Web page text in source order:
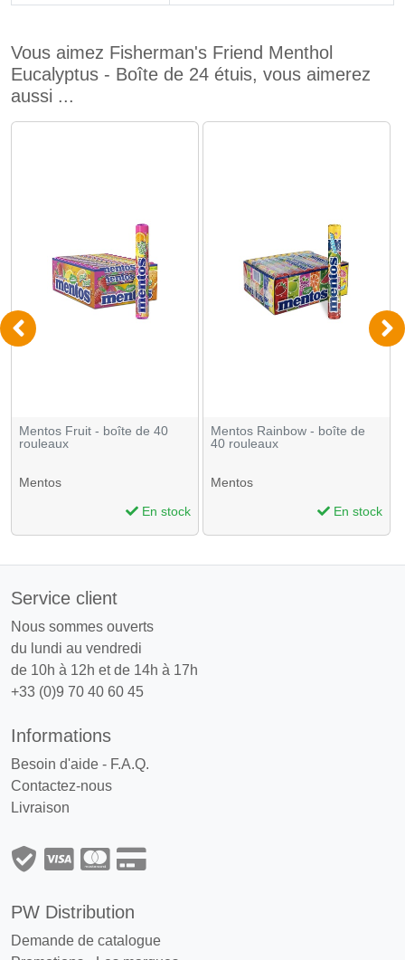
Vous aimez Fisherman's Friend Menthol
Eucalyptus - Boîte de 24 étuis, vous aimerez
aussi ...
Mentos Fruit - boîte de 40
rouleaux
Mentos
En stock
Mentos Rainbow - boîte de
40 rouleaux
Mentos
En stock
Service client
Nous sommes ouverts
du lundi au vendredi
de 10h à 12h et de 14h à 17h
+33 (0)9 70 40 60 45
Informations
Besoin d'aide - F.A.Q.
Contactez-nous
Livraison
PW Distribution
Demande de catalogue